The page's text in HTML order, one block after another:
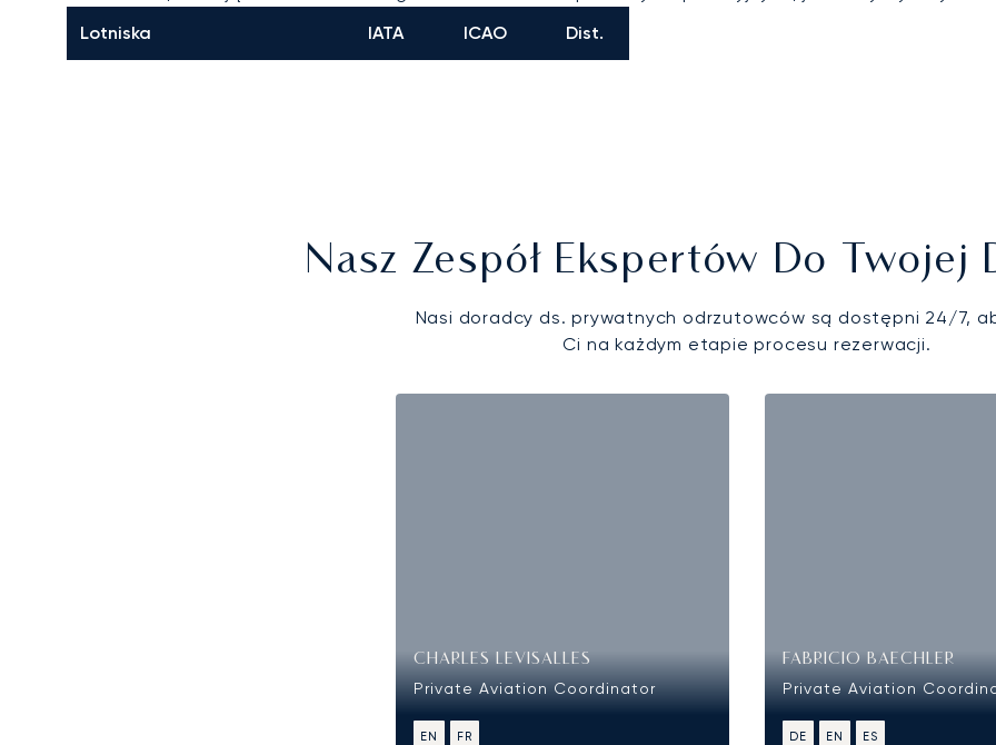
Lotniska
IATA ICAO Dist.
Nasz Zespół Ekspertów Do Twojej
Nasi doradcy ds. prywatnych odrzutowców są dostępni 24/7,
Ci na każdym etapie procesu rezerwacji.
CHARLES LEVISALLES
Private Aviation Coordinator
EN FR
FABRICIO BAECHLER
Private Aviation
DE EN ES